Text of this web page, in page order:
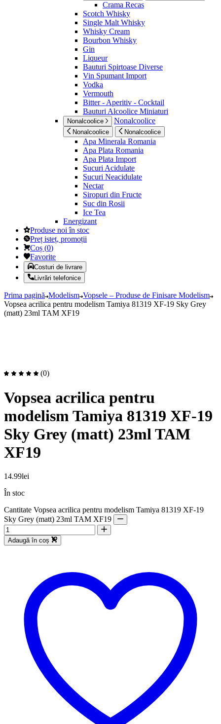
Crama Recas
Scotch Whisky
Single Malt Whisky
Whisky Cream
Bourbon Whisky
Gin
Liqueur
Bauturi Spirtoase Diverse
Vin Spumant Import
Vodka
Vermouth
Bitter - Aperitiv - Cocktail
Bauturi Alcoolice Miniaturi
Nonalcoolice Nonalcoolice
Nonalcoolice Nonalcoolice
Apa Minerala Romania
Apa Plata Romania
Apa Plata Import
Sucuri Acidulate
Sucuri Neacidulate
Nectar
Siropuri din Fructe
Suc din Rosii
Ice Tea
Energizant
Produse noi în stoc
Preț isteț, promoții
Coș (0)
Favorite
Costuri de livrare
Livrări telefonice
Prima pagină Modelism Vopsele – Produse de Finisare Modelism
Vopsea acrilica pentru modelism Tamiya 81319 XF-19 Sky Grey
(matt) 23ml TAM XF19
(0)
Vopsea acrilica pentru
modelism Tamiya 81319 XF-19
Sky Grey (matt) 23ml TAM
XF19
14.99lei
În stoc
Cantitate Vopsea acrilica pentru modelism Tamiya 81319 XF-19
Sky Grey (matt) 23ml TAM XF19
Adaugă în coș